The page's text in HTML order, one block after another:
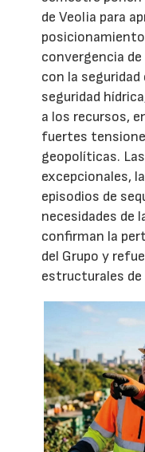
de Veolia para
convergencia
con la
seguridad
a los recursos,
fuertes
geopolíticas.
excepcionales,
episodios de
necesidades de
confirman la
del Grupo y
estructurales de